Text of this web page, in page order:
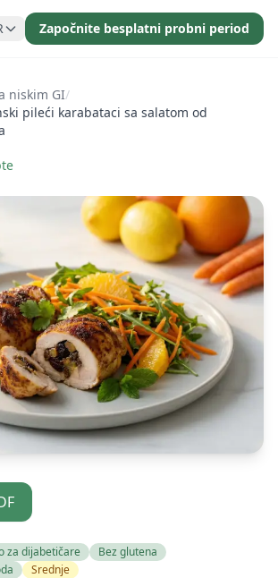
Započnite besplatni probni period
niskim GI/
pileći karabataci sa salatom od
za dijabetičare
Bez glutena
Srednje